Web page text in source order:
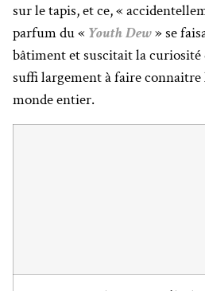
sur le tapis, et ce, «
parfum du « Youth Dew» se
bâtiment et suscitait la curiosité
suffi largement à faire
monde entier.